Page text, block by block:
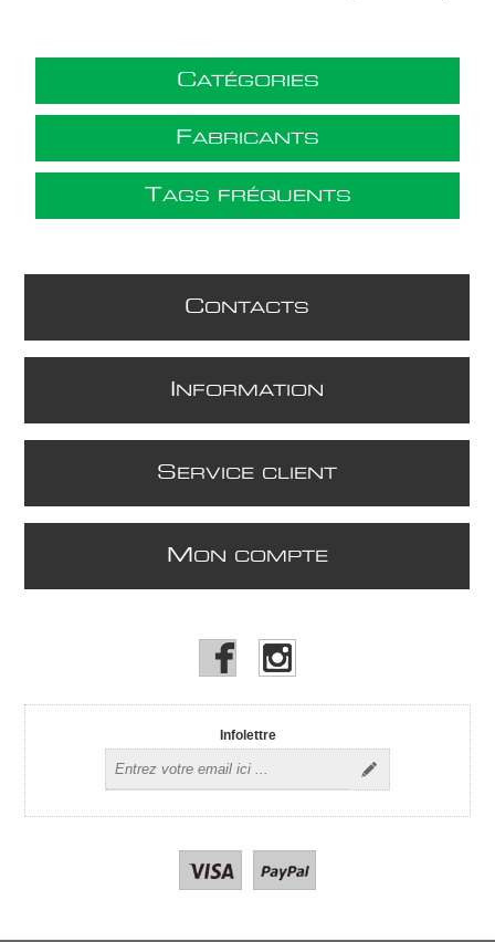
CATÉGORIES
FABRICANTS
TAGS FRÉQUENTS
CONTACTS
NFORMATION
S ERVICE CLIENT
M ON COMPTE
Infolettre